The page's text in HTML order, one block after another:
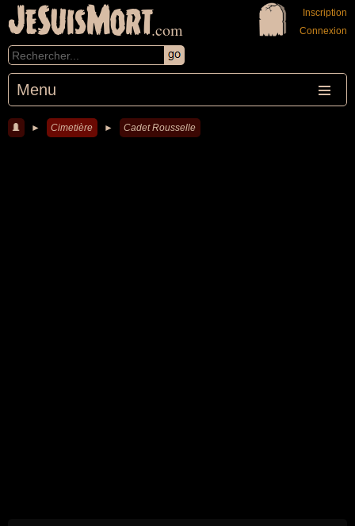
JeSuisMort.com
Menu
Inscription
Connexion
► Cimetière ► Cadet Rousselle